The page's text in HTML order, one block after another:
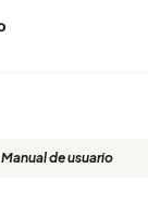
de usuario